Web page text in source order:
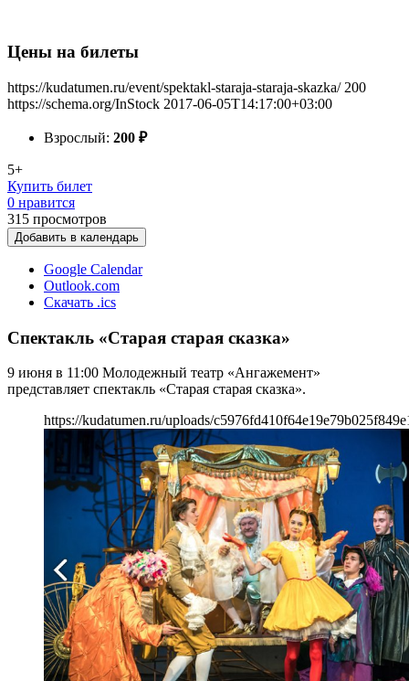
Цены на билеты
https://kudatumen.ru/event/spektakl-staraja-staraja-skazka/ 200
https://schema.org/InStock 2017-06-05T14:17:00+03:00
Взрослый: 200 ₽
5+
Купить билет
0 нравится
315 просмотров
Добавить в календарь
Google Calendar
Outlook.com
Скачать .ics
Спектакль «Старая старая сказка»
9 июня в 11:00 Молодежный театр «Ангажемент»
представляет спектакль «Старая старая сказка».
https://kudatumen.ru/uploads/